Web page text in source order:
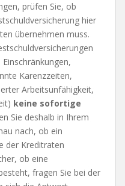
prüfen Sie, ob
hier
übernehmen muss.
Karenzzeiten,
Arbeitsunfähigkeit,
keine sofortige
Sie deshalb in Ihrem
nach, ob ein
der Kreditraten
ob eine
fragen Sie bei der